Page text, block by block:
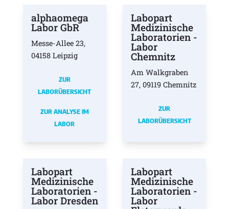
alphaomega
Labor GbR
Messe-Allee 23,
04158 Leipzig
ZUR
LABORÜBERSICHT
ZUR ANALYSE IM
LABOR
Labopart
Medizinische
Laboratorien -
Labor
Chemnitz
Am Walkgraben
27, 09119 Chemnitz
ZUR
LABORÜBERSICHT
Labopart
Medizinische
Laboratorien -
Labor Dresden
Labopart
Medizinische
Laboratorien -
Labor